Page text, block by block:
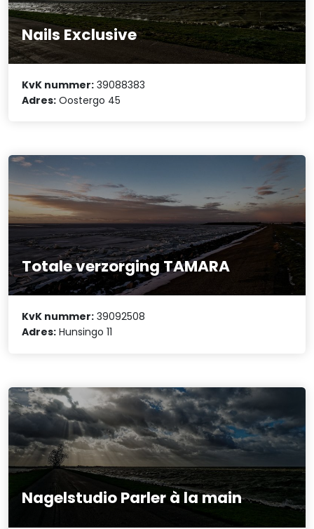
Nails Exclusive
KvK nummer: 39088383
Adres: Oostergo 45
Totale verzorging TAMARA
KvK nummer: 39092508
Adres: Hunsingo 11
Nagelstudio Parler à la main